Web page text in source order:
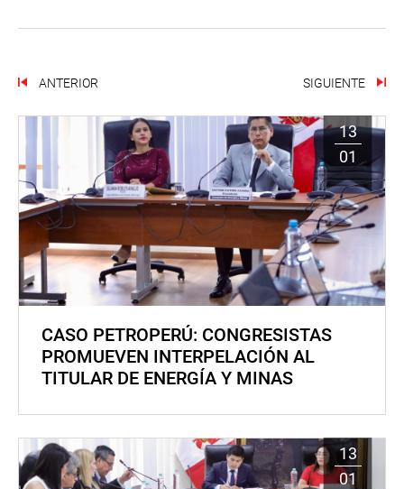
ANTERIOR SIGUIENTE
13
01
CASO PETROPERÚ: CONGRESISTAS
PROMUEVEN INTERPELACIÓN AL
TITULAR DE ENERGÍA Y MINAS
13
01